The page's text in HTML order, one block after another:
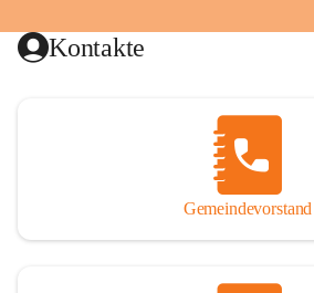
Kontakte
Gemeindevorstand